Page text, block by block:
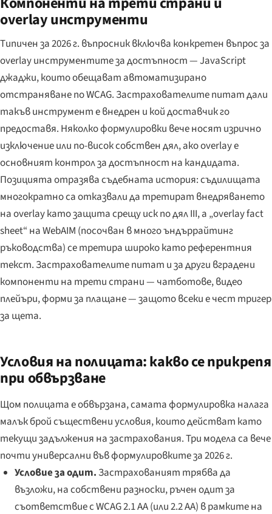
overlay инструменти
Типичен за 2026 г. въпросник включва конкретен въпрос за
overlay инструментите за достъпност — JavaScript
джаджи, които обещават автоматизирано
отстраняване по WCAG. Застрахователите питат дали
такъв инструмент е внедрен и кой доставчик го
предоставя. Няколко формулировки вече носят изрично
изключение или по-висок собствен дял, ако overlay е
основният контрол за достъпност на кандидата.
Позицията отразява съдебната история: съдилищата
многократно са отказвали да третират внедряването
на overlay като защита срещу иск по дял III, а „overlay fact
sheet“ на WebAIM (посочван в много ъндъррайтинг
ръководства) се третира широко като референтния
текст. Застрахователите питат и за други вградени
компоненти на трети страни — чатботове, видео
плейъри, форми за плащане — защото всеки е чест тригер
за щета.
Условия на полицата: какво се прикрепя
при обвързване
Щом полицата е обвързана, самата формулировка налага
малък брой съществени условия, които действат като
текущи задължения на застрахования. Три модела са вече
почти универсални във формулировките за 2026 г.
Условие за одит. Застрахованият трябва да
възложи, на собствени разноски, ръчен одит за
съответствие с WCAG 2.1 AA (или 2.2 AA) в рамките на